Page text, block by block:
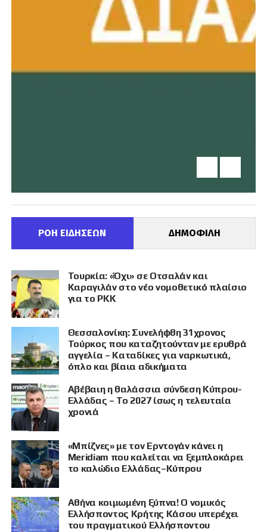
ΠΡΟΒΟΛΗ
ΡΟΗ ΕΙΔΗΣΕΩΝ ΔΗΜΟΦΙΛΗ
Τουρκία: «Όχι» σε Οτσαλάν και
Καραγιλάν στο νέο νομοθετικό πλαίσιο
για το PKK
Θεσσαλονίκη: Συνελήφθη 31χρονος
Τούρκος που καταζητούνταν με ερυθρά
αγγελία – Καταδίκες για ναρκωτικά,
όπλο και βίαια αδικήματα
Αβέβαιη η θαλάσσια σύνδεση Κύπρου-
Ελλάδας – Το 2027 ίσως η τελευταία
χρονιά
«Μπίζνες» με τον Ερντογάν κάνει η
Meridiam που καλείται να ξεμπλοκάρει
το καλώδιο Ελλάδας–Κύπρου
Αθήνα κοιμωμένη ξύπνα! Ο νομικός
Ελλήσποντος Κρήτης Κάσου υπερέχει
του πραγματικού Ελλήσποντου